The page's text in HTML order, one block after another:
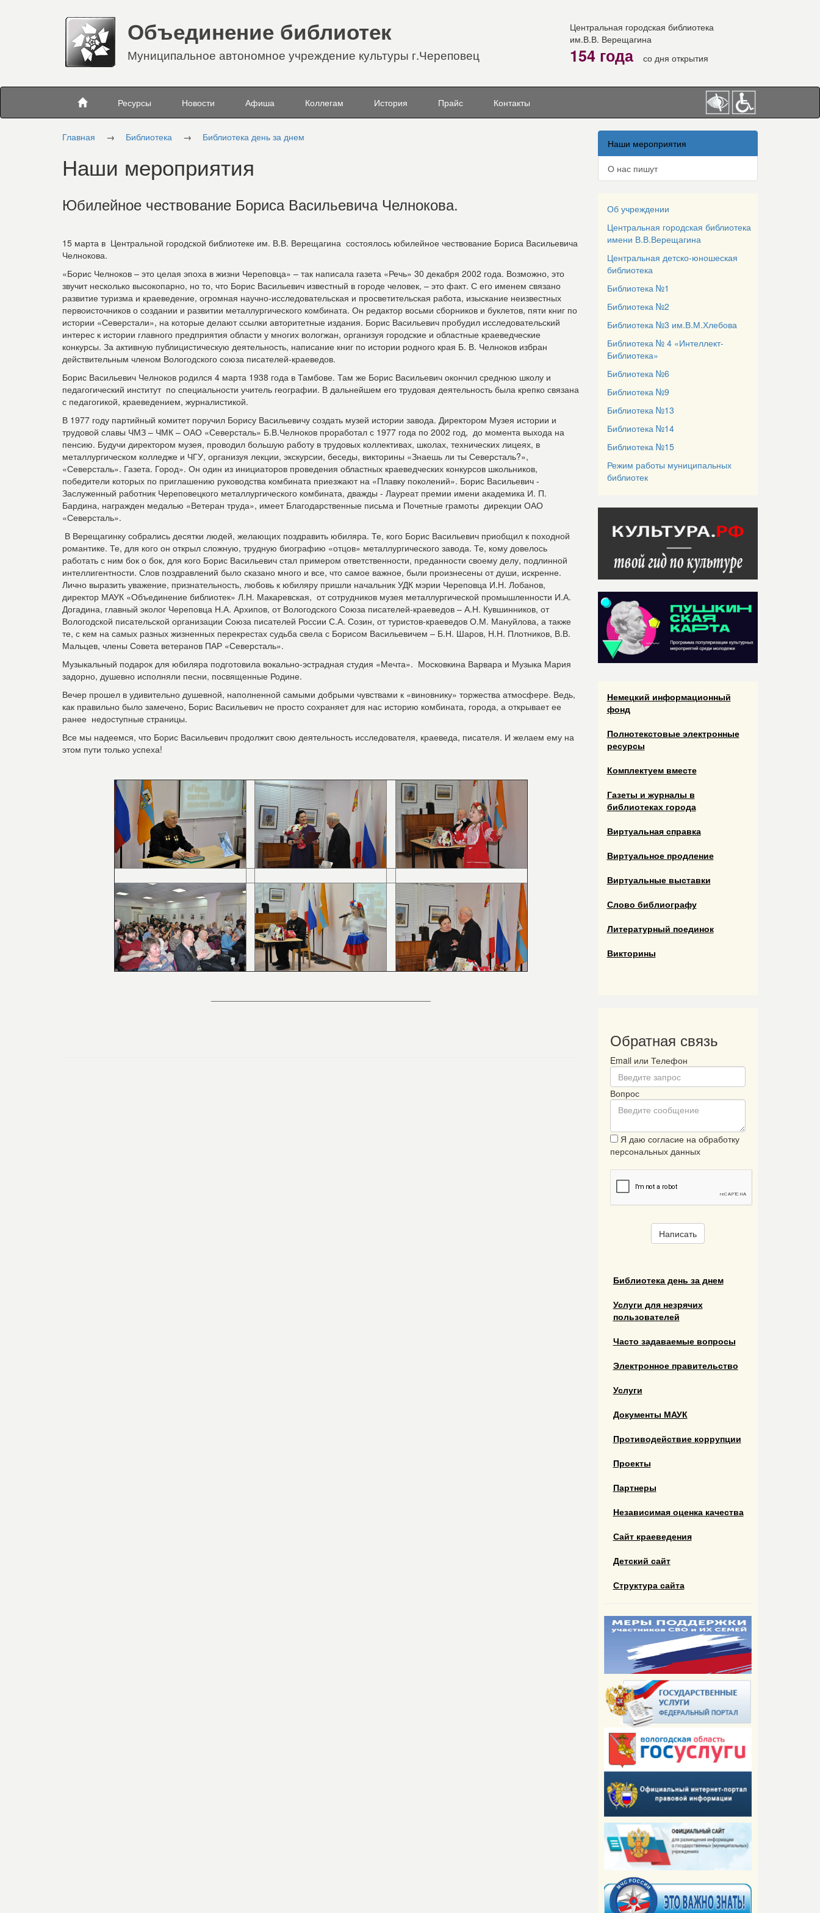
Объединение библиотек
Муниципальное автономное учреждение культуры г.Череповец
Центральная городская библиотека
им.В.В. Верещагина
154 года со дня открытия
Ресурсы Новости Афиша Коллегам История Прайс Контакты
Главная → Библиотека → Библиотека день за днем
Наши мероприятия
Юбилейное чествование Бориса Васильевича Челнокова.
15 марта в Центральной городской библиотеке им. В.В. Верещагина состоялось юбилейное чествование Бориса Васильевича
Челнокова.
«Борис Челноков – это целая эпоха в жизни Череповца» – так написала газета «Речь» 30 декабря 2002 года. Возможно, это
звучит несколько высокопарно, но то, что Борис Васильевич известный в городе человек, – это факт. С его именем связано
развитие туризма и краеведение, огромная научно-исследовательская и просветительская работа, изыскание неизвестных
первоисточников о создании и развитии металлургического комбината. Он редактор восьми сборников и буклетов, пяти книг по
истории «Северстали», на которые делают ссылки авторитетные издания. Борис Васильевич пробудил исследовательский
интерес к истории главного предприятия области у многих вологжан, организуя городские и областные краеведческие
конкурсы. За активную публицистическую деятельность, написание книг по истории родного края Б. В. Челноков избран
действительным членом Вологодского союза писателей-краеведов.
Борис Васильевич Челноков родился 4 марта 1938 года в Тамбове. Там же Борис Васильевич окончил среднюю школу и
педагогический институт по специальности учитель географии. В дальнейшем его трудовая деятельность была крепко связана
с педагогикой, краеведением, журналистикой.
В 1977 году партийный комитет поручил Борису Васильевичу создать музей истории завода. Директором Музея истории и
трудовой славы ЧМЗ – ЧМК – ОАО «Северсталь» Б.В.Челноков проработал с 1977 года по 2002 год, до момента выхода на
пенсию. Будучи директором музея, проводил большую работу в трудовых коллективах, школах, технических лицеях, в
металлургическом колледже и ЧГУ, организуя лекции, экскурсии, беседы, викторины «Знаешь ли ты Северсталь?»,
«Северсталь». Газета. Город». Он один из инициаторов проведения областных краеведческих конкурсов школьников,
победители которых по приглашению руководства комбината приезжают на «Плавку поколений». Борис Васильевич -
Заслуженный работник Череповецкого металлургического комбината, дважды - Лауреат премии имени академика И. П.
Бардина, награжден медалью «Ветеран труда», имеет Благодарственные письма и Почетные грамоты дирекции ОАО
«Северсталь».
В Верещагинку собрались десятки людей, желающих поздравить юбиляра. Те, кого Борис Васильевич приобщил к походной
романтике. Те, для кого он открыл сложную, трудную биографию «отцов» металлургического завода. Те, кому довелось
работать с ним бок о бок, для кого Борис Васильевич стал примером ответственности, преданности своему делу, подлинной
интеллигентности. Слов поздравлений было сказано много и все, что самое важное, были произнесены от души, искренне.
Лично выразить уважение, признательность, любовь к юбиляру пришли начальник УДК мэрии Череповца И.Н. Лобанов,
директор МАУК «Объединение библиотек» Л.Н. Макаревская, от сотрудников музея металлургической промышленности И.А.
Догадина, главный эколог Череповца Н.А. Архипов, от Вологодского Союза писателей-краеведов – А.Н. Кувшинников, от
Вологодской писательской организации Союза писателей России С.А. Созин, от туристов-краеведов О.М. Мануйлова, а также
те, с кем на самых разных жизненных перекрестах судьба свела с Борисом Васильевичем – Б.Н. Шаров, Н.Н. Плотников, В.В.
Мальцев, члены Совета ветеранов ПАР «Северсталь».
Музыкальный подарок для юбиляра подготовила вокально-эстрадная студия «Мечта». Московкина Варвара и Музыка Мария
задорно, душевно исполняли песни, посвященные Родине.
Вечер прошел в удивительно душевной, наполненной самыми добрыми чувствами к «виновнику» торжества атмосфере. Ведь,
как правильно было замечено, Борис Васильевич не просто сохраняет для нас историю комбината, города, а открывает ее
ранее недоступные страницы.
Все мы надеемся, что Борис Васильевич продолжит свою деятельность исследователя, краеведа, писателя. И желаем ему на
этом пути только успеха!
Наши мероприятия
О нас пишут
Об учреждении
Центральная городская библиотека
имени В.В.Верещагина
Центральная детско-юношеская
библиотека
Библиотека №1
Библиотека №2
Библиотека №3 им.В.М.Хлебова
Библиотека № 4 «Интеллект-
Библиотека»
Библиотека №6
Библиотека №9
Библиотека №13
Библиотека №14
Библиотека №15
Режим работы муниципальных
библиотек
Немецкий информационный
фонд
Полнотекстовые электронные
ресурсы
Комплектуем вместе
Газеты и журналы в
библиотеках города
Виртуальная справка
Виртуальное продление
Виртуальные выставки
Слово библиографу
Литературный поединок
Викторины
Обратная связь
Email или Телефон
Вопрос
Я даю согласие на обработку
персональных данных
Написать
Библиотека день за днем
Услуги для незрячих
пользователей
Часто задаваемые вопросы
Электронное правительство
Услуги
Документы МАУК
Противодействие коррупции
Проекты
Партнеры
Независимая оценка качества
Сайт краеведения
Детский сайт
Структура сайта